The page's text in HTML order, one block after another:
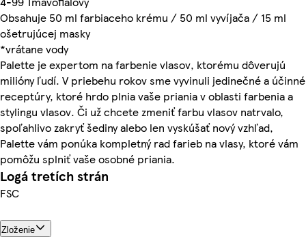
Obsahuje 50 ml farbiaceho krému / 50 ml vyvíjača / 15 ml
ošetrujúcej masky
*vrátane vody
Palette je expertom na farbenie vlasov, ktorému dôverujú
milióny ľudí. V priebehu rokov sme vyvinuli jedinečné a účinné
receptúry, ktoré hrdo plnia vaše priania v oblasti farbenia a
stylingu vlasov. Či už chcete zmeniť farbu vlasov natrvalo,
spoľahlivo zakryť šediny alebo len vyskúšať nový vzhľad,
Palette vám ponúka kompletný rad farieb na vlasy, ktoré vám
pomôžu splniť vaše osobné priania.
Logá tretích strán
FSC
Zloženie